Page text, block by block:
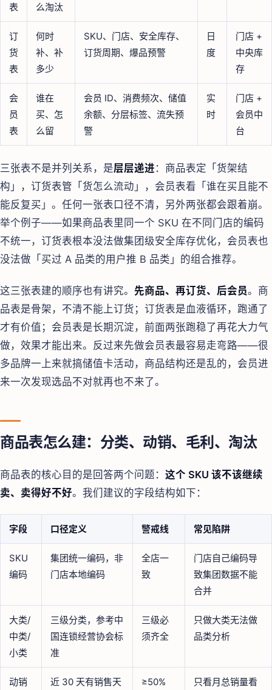
表
么淘汰
订
货
表
何时
补、补
多少
SKU、门店、安全库存、
订货周期、爆品预警
日
度
门店 +
中央库
存
会
员
表
谁在
买、怎
么留
会员 ID、消费频次、储值
余额、分层标签、流失预
警
实
时
门店 +
会员中
台
三张表不是并列关系，是层层递进 ：商品表定「货架结
构」，订货表管「货怎么流动」，会员表看「谁在买且能不
能反复买」。任何一张表口径不清，另外两张都会跟着崩。
举个例子——如果商品表里同一个 SKU 在不同门店的编码
不统一，订货表根本没法做集团级安全库存优化，会员表也
没法做「买过 A 品类的用户推 B 品类」的组合推荐。
这三张表建的顺序也有讲究。 先商品、再订货、后会员。商
品表是骨架，不清不能上订货；订货表是血液循环，跑通了
才有价值；会员表是长期沉淀，前面两张跑稳了再花大力气
做，效果才能出来。反过来先做会员表最容易走弯路——很
多品牌一上来就搞储值卡活动，商品结构还是乱的，会员进
来一次发现选品不对就再也不来了。
商品表怎么建：分类、动销、毛利、淘汰
商品表的核心目的是回答两个问题： 这个 SKU 该不该继续
卖、卖得好不好。我们建议的字段结构如下：
字段 口径定义 警戒线 常见陷阱
SKU
编码
集团统一编码，非
门店本地编码
全店一
致
门店自己编码导
致集团数据不能
合并
大类/
中类/
小类
三级分类，参考中
国连锁经营协会标
准
三级必
须齐全
只做大类无法做
品类分析
动销 近 30 天有销售天 ≥50% 只看月总销量看